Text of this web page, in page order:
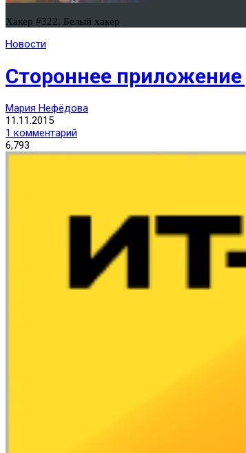
Хакер #322. Белый хакер
Новости
Стороннее
Мария Нефёдова
11.11.2015
1 комментарий
6,793